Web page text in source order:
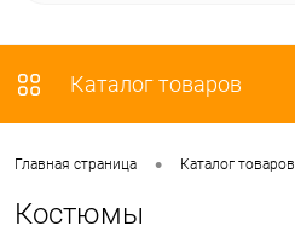
Каталог товаров
Главная страница • Каталог товаров
Костюмы